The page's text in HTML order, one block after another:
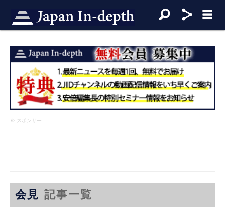
※ スポンサー
会見 記事一覧